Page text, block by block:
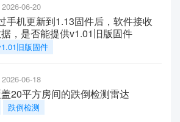
2026-06-20
手机更新到1.13固件后，软件接收
，是否能提供v1.01旧版固件
旧版固件
2026-06-18
20平方房间的跌倒检测雷达
跌倒检测